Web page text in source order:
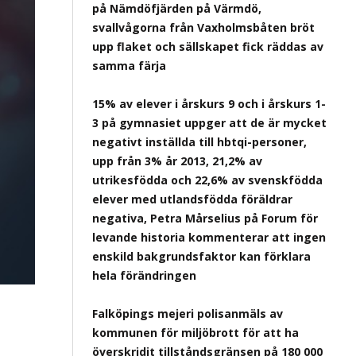
på Nämdöfjärden på Värmdö,
svallvågorna från Vaxholmsbåten bröt
upp flaket och sällskapet fick räddas av
samma färja
15% av elever i årskurs 9 och i årskurs 1-
3 på gymnasiet uppger att de är mycket
negativt inställda till hbtqi-personer,
upp från 3% år 2013, 21,2% av
utrikesfödda och 22,6% av svenskfödda
elever med utlandsfödda föräldrar
negativa, Petra Mårselius på Forum för
levande historia kommenterar att ingen
enskild bakgrundsfaktor kan förklara
hela förändringen
Falköpings mejeri polisanmäls av
kommunen för miljöbrott för att ha
överskridit tillståndsgränsen på 180 000